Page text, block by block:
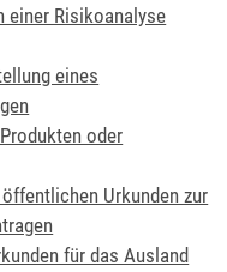
einer Risikoanalyse
eines
oder
Urkunden zur
für das Ausland